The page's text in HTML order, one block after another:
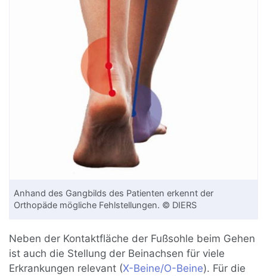
Anhand des Gangbilds des Patienten erkennt der
Orthopäde mögliche Fehlstellungen. © DIERS
Neben der Kontaktfläche der Fußsohle beim Gehen
ist auch die Stellung der Beinachsen für viele
Erkrankungen relevant (X-Beine/O-Beine). Für die